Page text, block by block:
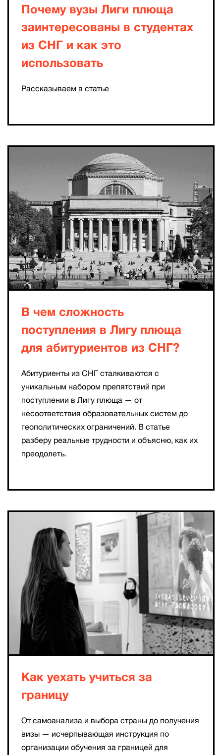
Почему вузы Лиги плюща
заинтересованы в студентах
из СНГ и как это
использовать
Рассказываем в статье
В чем сложность
поступления в Лигу плюща
для абитуриентов из СНГ?
Абитуриенты из СНГ сталкиваются с
уникальным набором препятствий при
поступлении в Лигу плюща — от
несоответствия образовательных систем до
геополитических ограничений. В статье
разберу реальные трудности и объясню, как их
преодолеть.
Как уехать учиться за
границу
От самоанализа и выбора страны до получения
визы — исчерпывающая инструкция по
организации обучения за границей для